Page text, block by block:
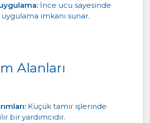
İnce ucu sayesinde
uygulama imkanı sunar.
Alanları
Küçük tamir işlerinde
bir yardımcıdır.